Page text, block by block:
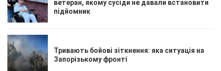
ветеран, якому сусіди не давали встановити
підйомник
Тривають бойові зіткнення: яка ситуація на
Запорізькому фронті